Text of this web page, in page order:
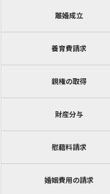
離婚成立
養育費請求
親権の取得
財産分与
慰藉料請求
婚姻費用の請求